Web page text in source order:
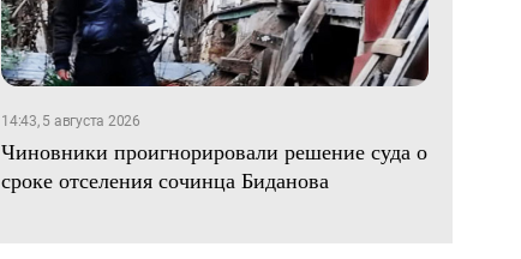
14:43, 5 августа 2026
Чиновники проигнорировали решение суда о
сроке отселения сочинца Биданова